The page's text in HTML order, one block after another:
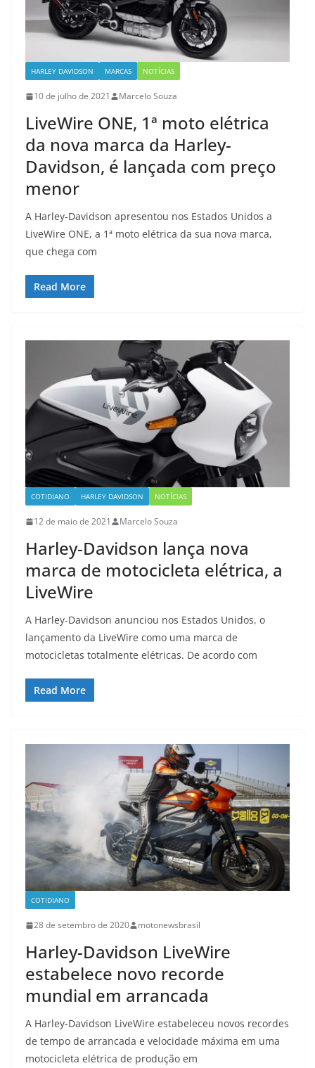
HARLEY DAVIDSON MARCAS NOTÍCIAS
10 de julho de 2021 Marcelo Souza
LiveWire ONE, 1ª moto elétrica
da nova marca da Harley-
Davidson, é lançada com preço
menor
A Harley-Davidson apresentou nos Estados Unidos a
LiveWire ONE, a 1ª moto elétrica da sua nova marca,
que chega com
Read More
COTIDIANO HARLEY DAVIDSON NOTÍCIAS
12 de maio de 2021 Marcelo Souza
Harley-Davidson lança nova
marca de motocicleta elétrica, a
LiveWire
A Harley-Davidson anunciou nos Estados Unidos, o
lançamento da LiveWire como uma marca de
motocicletas totalmente elétricas. De acordo com
Read More
COTIDIANO
28 de setembro de 2020 motonewsbrasil
Harley-Davidson LiveWire
estabelece novo recorde
mundial em arrancada
A Harley-Davidson LiveWire estabeleceu novos recordes
de tempo de arrancada e velocidade máxima em uma
motocicleta elétrica de produção em